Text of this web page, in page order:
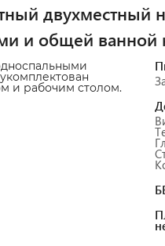
двухместный
и общей ванной
и рабочим столом.